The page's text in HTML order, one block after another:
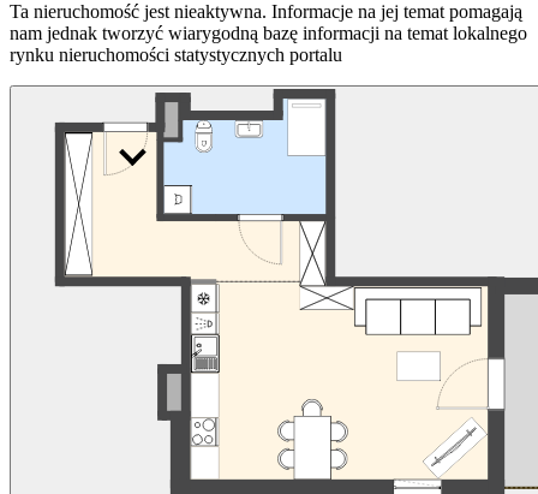
Ta nieruchomość jest nieaktywna. Informacje na jej temat pomagają
nam jednak tworzyć wiarygodną bazę informacji na temat lokalnego
rynku nieruchomości statystycznych portalu